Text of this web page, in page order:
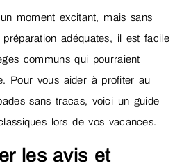
moment excitant, mais sans
adéquates, il est facile
communs qui pourraient
Pour vous aider à profiter au
sans tracas, voici un guide
lors de vos vacances.
les avis et